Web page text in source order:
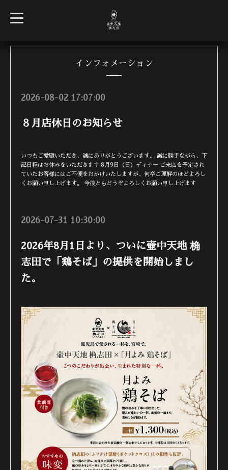
t
o
l
インフォメーション
2026-08-02 17:07:00
８月店休日のお知らせ
いつもご愛顧いただき、誠にありがとうございます。 誠に勝手ながら、下
記日程はお休みをいただきます 8月9日（日）ディナー ご来店を予定され
ていたお客様にはご不便をおかけいたしますが、何卒ご理解のほどよろし
くお願い申し上げます。 今後ともどうぞよろしくお願い申し上げます
2026-07-31 10:30:00
2026年8月1日より、ついに壷中天地 桷
志田で「鶏そば」の提供を開始しまし
た。